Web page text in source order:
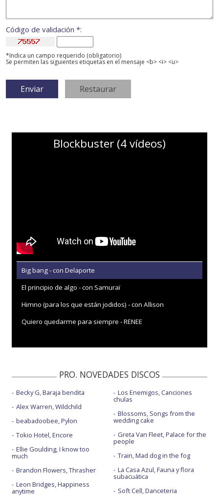
Código de validación *:
*Indica un campo requerido (obligatorio)
Se permiten las siguientes etiquetas en el mensaje <b> <i> <u>
Blockbuster (4 vídeos)
Big bang - con Delaporte
El principio de algo - con Samuraï
Himno (para los que están jodidos) - con Allison
Quiero quedarme para siempre - RENEE
PRO. NOVEDADES DISCOS
Becky G, Baraja bendita
Alex Warren, Wildchild
beabadoobee, Pylon
Tokio Hotel, Encore
Ellie Goulding, I know too
much
Brandon Flowers, Thrasher
Leon Bridges, Happiness
anytime
Los Enemigos, Canciones
chulas
Blossoms, Songs from the
wedding cake
Greta Van Fleet, Palace for the
people
Train, Mad dog in the fog
La Casa Azul, Fauna y flora
subacuática
Soft Cell, Danceteria